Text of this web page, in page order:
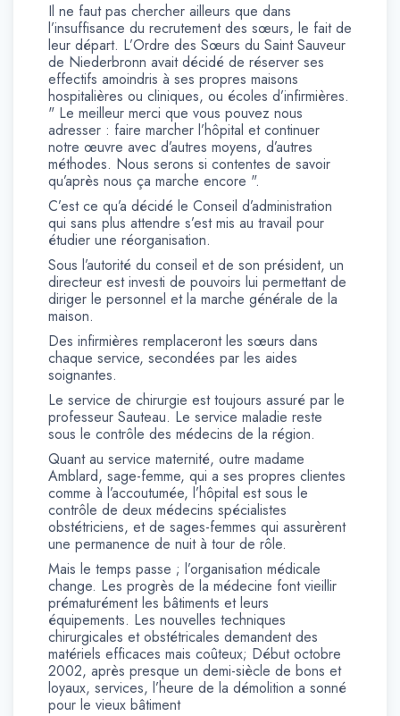
Il ne faut pas chercher ailleurs que dans
l’insuffisance du recrutement des sœurs, le fait de
leur départ. L’Ordre des Sœurs du Saint Sauveur
de Niederbronn avait décidé de réserver ses
effectifs amoindris à ses propres maisons
hospitalières ou cliniques, ou écoles d’infirmières.
" Le meilleur merci que vous pouvez nous
adresser : faire marcher l’hôpital et continuer
notre œuvre avec d’autres moyens, d’autres
méthodes. Nous serons si contentes de savoir
qu’après nous ça marche encore ".
C’est ce qu’a décidé le Conseil d’administration
qui sans plus attendre s’est mis au travail pour
étudier une réorganisation.
Sous l’autorité du conseil et de son président, un
directeur est investi de pouvoirs lui permettant de
diriger le personnel et la marche générale de la
maison.
Des infirmières remplaceront les sœurs dans
chaque service, secondées par les aides
soignantes.
Le service de chirurgie est toujours assuré par le
professeur Sauteau. Le service maladie reste
sous le contrôle des médecins de la région.
Quant au service maternité, outre madame
Amblard, sage-femme, qui a ses propres clientes
comme à l’accoutumée, l’hôpital est sous le
contrôle de deux médecins spécialistes
obstétriciens, et de sages-femmes qui assurèrent
une permanence de nuit à tour de rôle.
Mais le temps passe ; l’organisation médicale
change. Les progrès de la médecine font vieillir
prématurément les bâtiments et leurs
équipements. Les nouvelles techniques
chirurgicales et obstétricales demandent des
matériels efficaces mais coûteux; Début octobre
2002, après presque un demi-siècle de bons et
loyaux, services, l’heure de la démolition a sonné
pour le vieux bâtiment